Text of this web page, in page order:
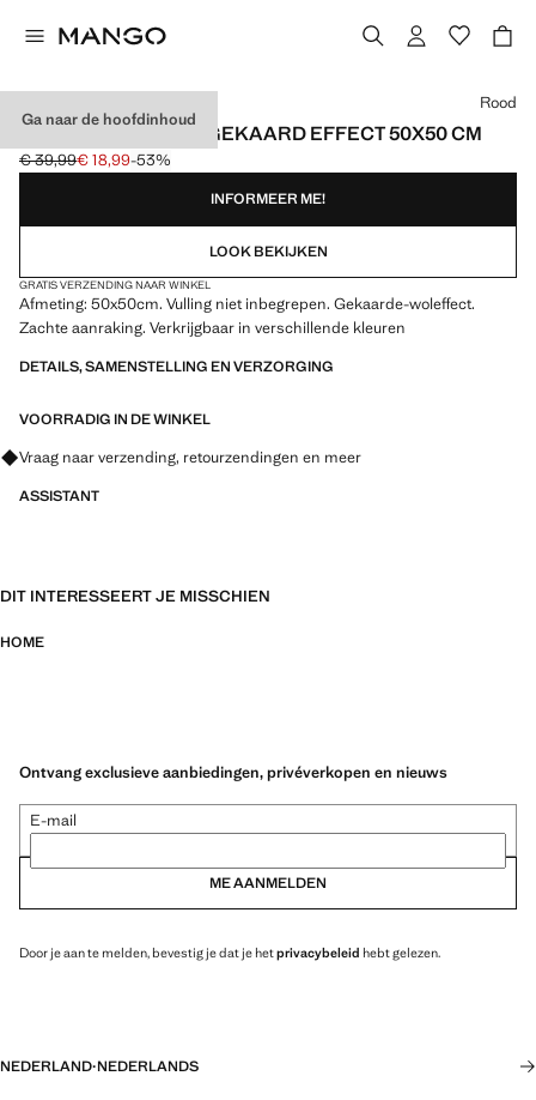
Ga naar de hoofdinhoud
KUSSENHOES MET GEKAARD EFFECT 50X50 CM
Oorspronkelijke prijs doorgehaald [€ 39,99 ]
€ 39,99
Huidige prijs [€ 18,99 ]
€ 18,99-53%
Kies een kleur
Rood
INFORMEER ME!
LOOK BEKIJKEN
GRATIS VERZENDING NAAR WINKEL
Afmeting: 50x50cm. Vulling niet inbegrepen. Gekaarde-woleffect.
Zachte aanraking. Verkrijgbaar in verschillende kleuren
DETAILS, SAMENSTELLING EN VERZORGING
VOORRADIG IN DE WINKEL
Vraag naar verzending, retourzendingen en meer
ASSISTANT
DIT INTERESSEERT JE MISSCHIEN
HOME
Ontvang exclusieve aanbiedingen, privéverkopen en nieuws
E-mail
ME AANMELDEN
Door je aan te melden, bevestig je dat je hetprivacybeleid hebt gelezen.
NEDERLAND·NEDERLANDS